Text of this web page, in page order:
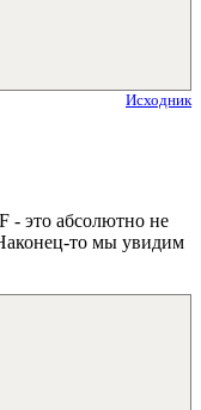
Исходник
- это абсолютно не
то мы увидим